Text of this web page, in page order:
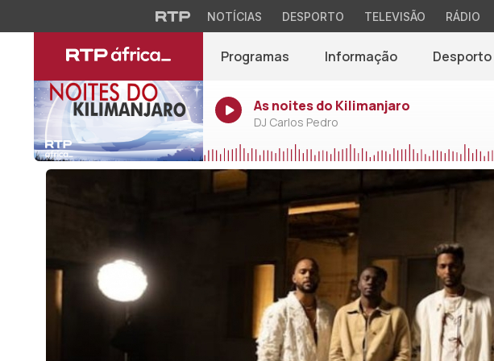
NOTÍCIAS DESPORTO TELEVISÃO RÁDIO
Programas Informação Desporto
As noites do Kilimanjaro
DJ Carlos Pedro